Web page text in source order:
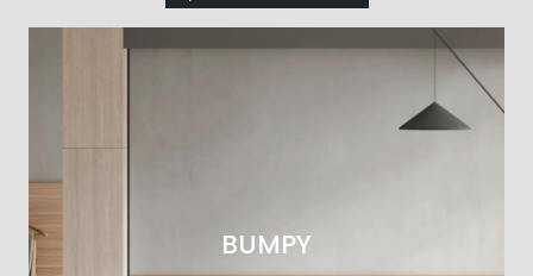
BUMPY